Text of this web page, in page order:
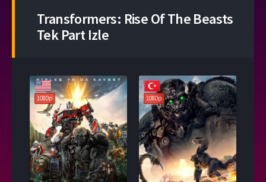
Transformers: Rise Of The Beasts
Tek Part Izle
1080p 1080p